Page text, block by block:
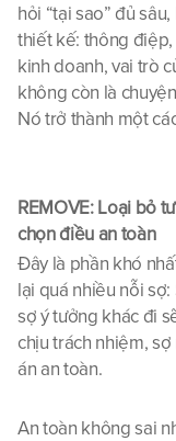
hỏi “tại sao” đủ
thiết kế: thông điệp,
kinh doanh, vai trò
không còn là
Nó trở thành một
REMOVE: Loại bỏ
chọn điều an toàn
Đây là phần khó
lại quá nhiều nỗi
sợ ý tưởng khác đi
chịu trách nhiệm,
án an toàn.
An toàn không sai